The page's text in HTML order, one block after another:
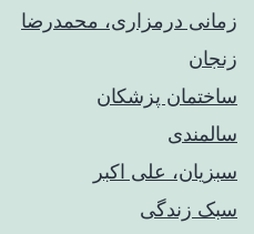
زمانی درمزاری، محمدرضا
زنجان
ساختمان پزشکان
سالمندی
سبزیان، علی اکبر
سبک زندگی